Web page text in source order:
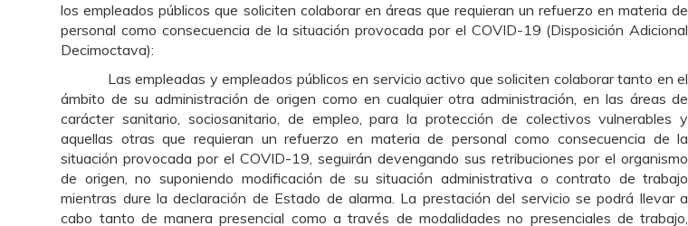
los empleados públicos que soliciten colaborar en áreas que requieran un refuerzo en materia de
personal como consecuencia de la situación provocada por el COVID-19 (Disposición Adicional
Decimoctava):
Las empleadas y empleados públicos en servicio activo que soliciten colaborar tanto en el
ámbito de su administración de origen como en cualquier otra administración, en las áreas de
carácter sanitario, sociosanitario, de empleo, para la protección de colectivos vulnerables y
aquellas otras que requieran un refuerzo en materia de personal como consecuencia de la
situación provocada por el COVID-19, seguirán devengando sus retribuciones por el organismo
de origen, no suponiendo modificación de su situación administrativa o contrato de trabajo
mientras dure la declaración de Estado de alarma. La prestación del servicio se podrá llevar a
cabo tanto de manera presencial como a través de modalidades no presenciales de trabajo,